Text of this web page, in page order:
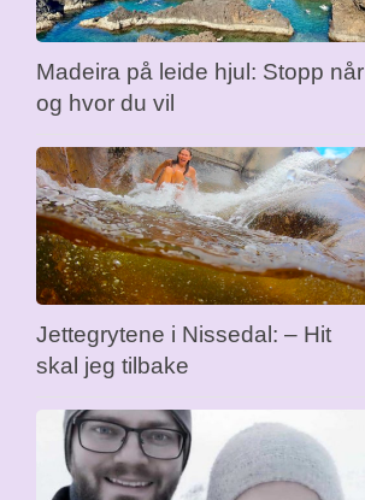
Madeira på leide hjul: Stopp når
og hvor du vil
Jettegrytene i Nissedal: – Hit
skal jeg tilbake